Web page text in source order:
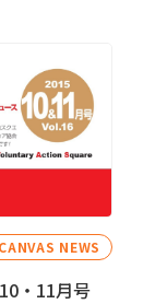
NEWS
・11月号